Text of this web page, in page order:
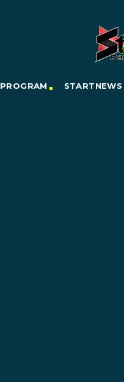
PROGRAM STARTNEWS